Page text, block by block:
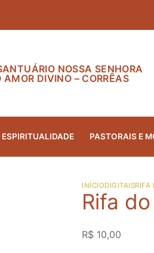
ESPIRITUALIDADE PASTORAIS E
INÍCIODIGITAISRIFA
Rifa
R$ 10,00